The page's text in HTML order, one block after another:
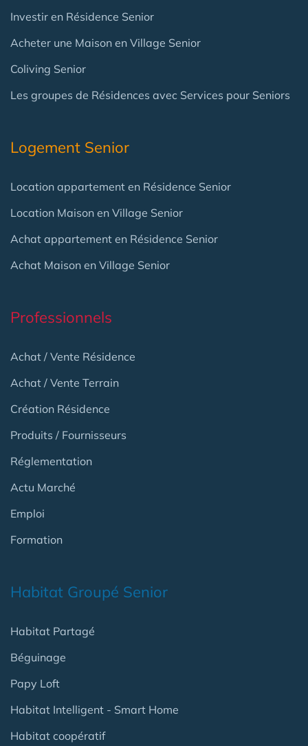
Investir en Résidence Senior
Acheter une Maison en Village Senior
Coliving Senior
Les groupes de Résidences avec Services pour Seniors
Logement Senior
Location appartement en Résidence Senior
Location Maison en Village Senior
Achat appartement en Résidence Senior
Achat Maison en Village Senior
Professionnels
Achat / Vente Résidence
Achat / Vente Terrain
Création Résidence
Produits / Fournisseurs
Réglementation
Actu Marché
Emploi
Formation
Habitat Groupé Senior
Habitat Partagé
Béguinage
Papy Loft
Habitat Intelligent - Smart Home
Habitat coopératif